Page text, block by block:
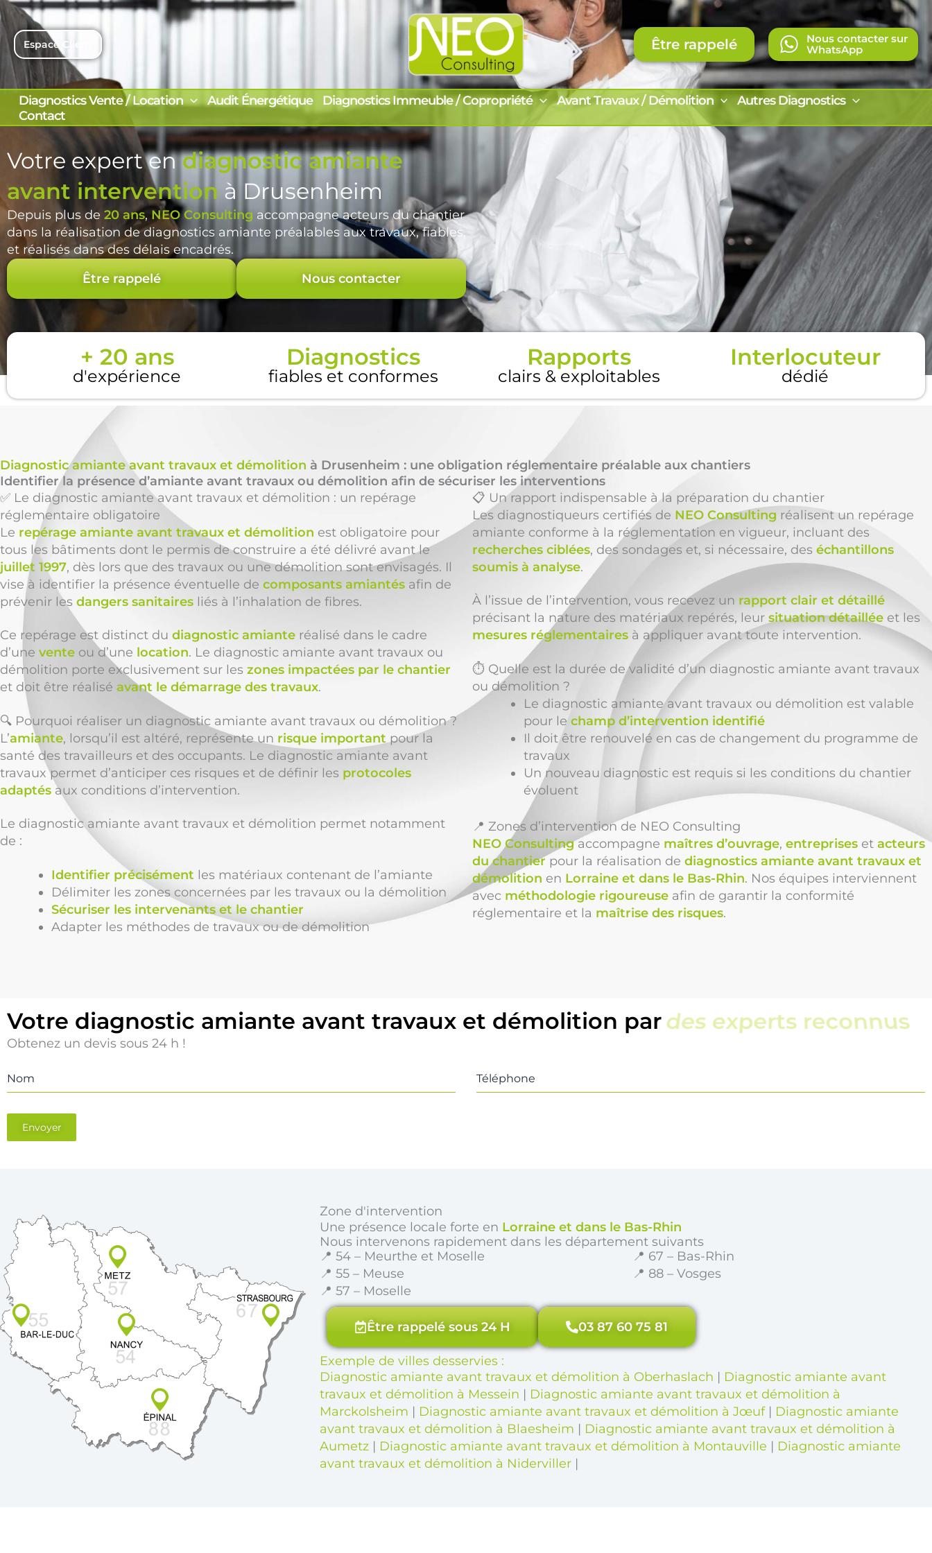
Aller
au
contenuEspace Client Être rappelé
Nous contacter sur
WhatsApp
Diagnostics Vente / Location Audit Énergétique Diagnostics Immeuble / Copropriété Avant Travaux / Démolition
Autres Diagnostics
Contact
Votre expert endiagnostic amiante
avant intervention à Drusenheim
Depuis plus de 20 ans, NEO Consulting accompagne acteurs du chantier
dans la réalisation de diagnostics amiante préalables aux travaux, fiables,
et réalisés dans des délais encadrés.
Être rappelé
Nous contacter
+ 20 ans
d'expérience
Diagnostics
fiables et conformes
Rapports
clairs & exploitables
Interlocuteur
dédié
Diagnostic amiante avant travaux et démolition à Drusenheim : une obligation réglementaire préalable aux chantiers
Identifier la présence d’amiante avant travaux ou démolition afin de sécuriser les interventions
✅ Le diagnostic amiante avant travaux et démolition : un repérage
réglementaire obligatoire
Le repérage amiante avant travaux et démolition est obligatoire pour
tous les bâtiments dont le permis de construire a été délivré avant le
juillet 1997, dès lors que des travaux ou une démolition sont envisagés. Il
vise à identifier la présence éventuelle de composants amiantés afin de
prévenir les dangers sanitaires liés à l’inhalation de fibres.
Ce repérage est distinct du diagnostic amiante réalisé dans le cadre
d’une vente ou d’une location. Le diagnostic amiante avant travaux ou
démolition porte exclusivement sur les zones impactées par le chantier
et doit être réalisé avant le démarrage des travaux.
🔍 Pourquoi réaliser un diagnostic amiante avant travaux ou démolition ?
L’amiante, lorsqu’il est altéré, représente un risque important pour la
santé des travailleurs et des occupants. Le diagnostic amiante avant
travaux permet d’anticiper ces risques et de définir les protocoles
adaptés aux conditions d’intervention.
Le diagnostic amiante avant travaux et démolition permet notamment
de :
Identifier précisément les matériaux contenant de l’amiante
Délimiter les zones concernées par les travaux ou la démolition
Sécuriser les intervenants et le chantier
Adapter les méthodes de travaux ou de démolition
📋 Un rapport indispensable à la préparation du chantier
Les diagnostiqueurs certifiés de NEO Consulting réalisent un repérage
amiante conforme à la réglementation en vigueur, incluant des
recherches ciblées, des sondages et, si nécessaire, des échantillons
soumis à analyse.
À l’issue de l’intervention, vous recevez un rapport clair et détaillé
précisant la nature des matériaux repérés, leur situation détaillée et les
mesures réglementaires à appliquer avant toute intervention.
⏱️ Quelle est la durée de validité d’un diagnostic amiante avant travaux
ou démolition ?
Le diagnostic amiante avant travaux ou démolition est valable
pour le champ d’intervention identifié
Il doit être renouvelé en cas de changement du programme de
travaux
Un nouveau diagnostic est requis si les conditions du chantier
évoluent
📍 Zones d’intervention de NEO Consulting
NEO Consultingaccompagne maîtres d’ouvrage, entreprises et acteurs
du chantier pour la réalisation de diagnostics amiante avant travaux et
démolition en Lorraine et dans le Bas-Rhin. Nos équipes interviennent
avec méthodologie rigoureuse afin de garantir la conformité
réglementaire et la maîtrise des risques.
Votre diagnostic amiante avant travaux et démolition parune équipe locale
Obtenez un devis sous 24 h !
Nom Téléphone
Envoyer
Zone d'intervention
Une présence locale forte en Lorraine et dans le Bas-Rhin
Nous intervenons rapidement dans les département suivants
📍 54 – Meurthe et Moselle
📍 55 – Meuse
📍 57 – Moselle
📍 67 – Bas-Rhin
📍 88 – Vosges
Être rappelé sous 24 H 03 87 60 75 81
Exemple de villes desservies :
Diagnostic amiante avant travaux et démolition à Oberhaslach | Diagnostic amiante avant
travaux et démolition à Messein | Diagnostic amiante avant travaux et démolition à
Marckolsheim | Diagnostic amiante avant travaux et démolition à Jœuf| Diagnostic amiante
avant travaux et démolition à Blaesheim | Diagnostic amiante avant travaux et démolition à
Aumetz | Diagnostic amiante avant travaux et démolition à Montauville | Diagnostic amiante
avant travaux et démolition à Niderviller |